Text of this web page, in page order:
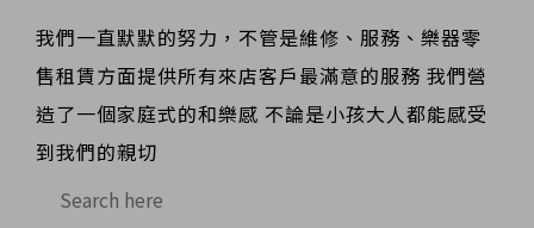
我們一直默默的努力，不管是維修、服務、樂器零
售租賃方面提供所有來店客戶最滿意的服務 我們營
造了一個家庭式的和樂感 不論是小孩大人都能感受
到我們的親切